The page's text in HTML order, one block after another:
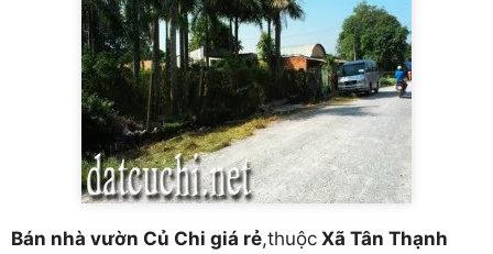
Bán nhà vườn Củ Chi giá rẻ,thuộc Xã Tân Thạnh